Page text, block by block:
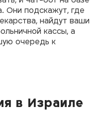
Они подскажут, где
найдут ваши
кассы, а
очередь к
в Израиле